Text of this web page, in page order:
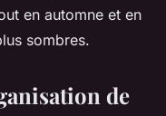
en automne et en
sombres.
de